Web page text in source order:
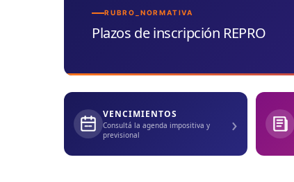
RUBRO_NORMATIVA
Plazos de inscripción REPRO
VENCIMIENTOS
Consultá la agenda impositiva y
previsional
›